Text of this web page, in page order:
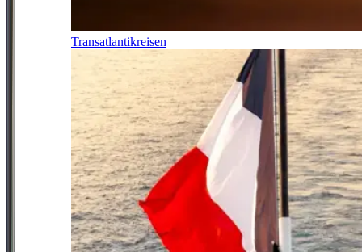
Transatlantikreisen